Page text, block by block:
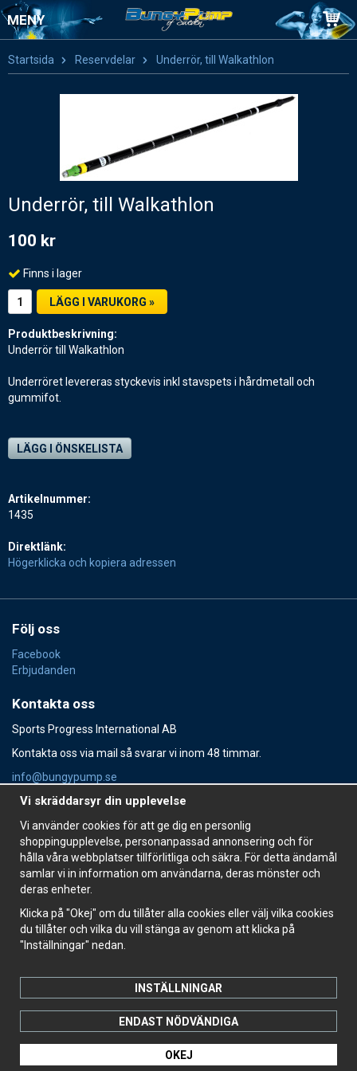
MENY
Startsida Reservdelar Underrör, till Walkathlon
Underrör, till Walkathlon
100 kr
Finns i lager
LÄGG I VARUKORG »
Produktbeskrivning:
Underrör till Walkathlon
Underröret levereras styckevis inkl stavspets i hårdmetall och
gummifot.
LÄGG I ÖNSKELISTA
Artikelnummer:
1435
Direktlänk:
Högerklicka och kopiera adressen
Följ oss
Facebook
Erbjudanden
Kontakta oss
Sports Progress International AB
Kontakta oss via mail så svarar vi inom 48 timmar.
info@bungypump.se
Samarbetspartners
Erbjudanden
Vi skräddarsyr din upplevelse
Vi använder cookies för att ge dig en personlig
shoppingupplevelse, personanpassad annonsering och för
hålla våra webbplatser tillförlitliga och säkra. För detta ändamål
samlar vi in information om användarna, deras mönster och
deras enheter.
Klicka på "Okej" om du tillåter alla cookies eller välj vilka cookies
du tillåter och vilka du vill stänga av genom att klicka på
"Inställningar" nedan.
INSTÄLLNINGAR
ENDAST NÖDVÄNDIGA
OKEJ